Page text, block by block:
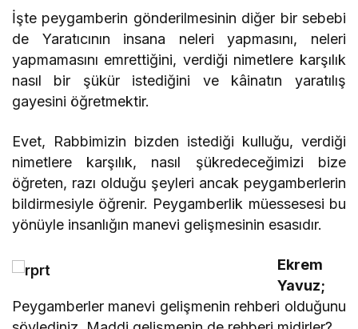
İşte peygamberin gönderilmesinin diğer bir sebebi
de Yaratıcının insana neleri yapmasını, neleri
yapmamasını emrettiğini, verdiği nimetlere karşılık
nasıl bir şükür istediğini ve kâinatın yaratılış
gayesini öğretmektir.
Evet, Rabbimizin bizden istediği kulluğu, verdiği
nimetlere karşılık, nasıl şükredeceğimizi bize
öğreten, razı olduğu şeyleri ancak peygamberlerin
bildirmesiyle öğrenir. Peygamberlik müessesesi bu
yönüyle insanlığın manevi gelişmesinin esasıdır.
Ekrem
Yavuz;
Peygamberler manevi gelişmenin rehberi olduğunu